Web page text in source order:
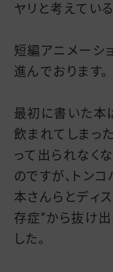
ヤリと考えてい
短編アニメーシ
進んでおります。
最初に書いた本
飲まれてしまっ
って出られなく
のですが、トン
本さんらとディ
存症”から抜け出
した。